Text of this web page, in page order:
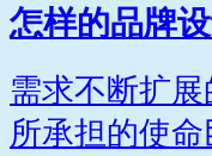
怎样的品牌
需求不断扩
所承担的使